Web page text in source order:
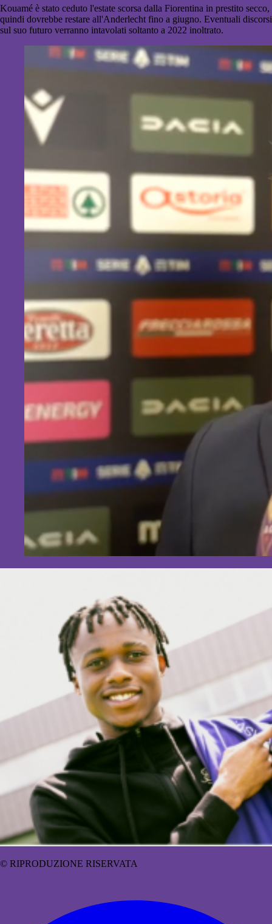
Kouamé è stato ceduto l'estate scorsa dalla Fiorentina in prestito secco,
quindi dovrebbe restare all'Anderlecht fino a giugno. Eventuali discorsi
sul suo futuro verranno intavolati soltanto a 2022 inoltrato.
© RIPRODUZIONE RISERVATA